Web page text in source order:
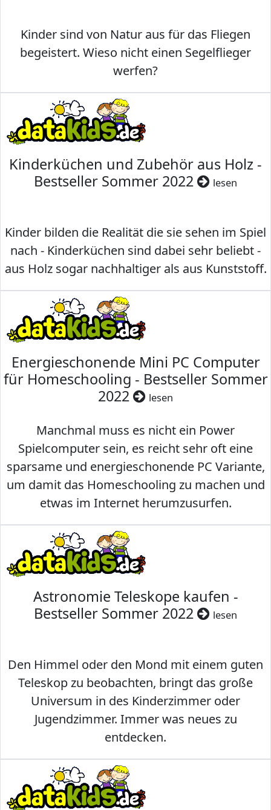
Kinder sind von Natur aus für das Fliegen
begeistert. Wieso nicht einen Segelflieger
werfen?
Kinderküchen und Zubehör aus Holz -
Bestseller Sommer 2022
lesen
Kinder bilden die Realität die sie sehen im Spiel
nach - Kinderküchen sind dabei sehr beliebt -
aus Holz sogar nachhaltiger als aus Kunststoff.
Energieschonende Mini PC Computer
für Homeschooling - Bestseller Sommer
2022
lesen
Manchmal muss es nicht ein Power
Spielcomputer sein, es reicht sehr oft eine
sparsame und energieschonende PC Variante,
um damit das Homeschooling zu machen und
etwas im Internet herumzusurfen.
Astronomie Teleskope kaufen -
Bestseller Sommer 2022
lesen
Den Himmel oder den Mond mit einem guten
Teleskop zu beobachten, bringt das große
Universum in des Kinderzimmer oder
Jugendzimmer. Immer was neues zu
entdecken.